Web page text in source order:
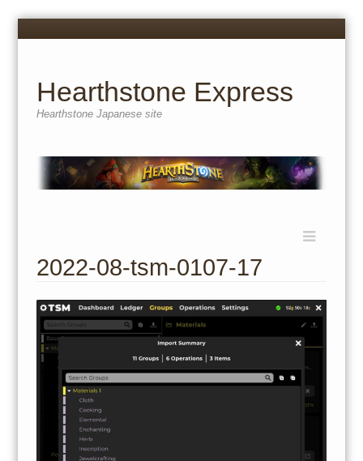
Menu
Hearthstone Express
Hearthstone Japanese site
content
2022-08-tsm-0107-17